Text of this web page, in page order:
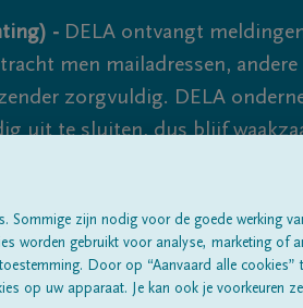
- DELA ontvangt
men mailadressen,
zorgvuldig. DELA
uit te sluiten, dus blijf
Alle rouwberichten
Sommige zijn nodig voor de goede werking
worden gebruikt voor analyse, marketing of
Door op “Aanvaard alle cookies”
op uw apparaat. Je kan ook je voorkeuren